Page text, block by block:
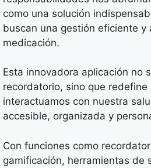
como una solución
buscan una gestión eficiente y
medicación.
Esta innovadora aplicación no
recordatorio, sino que redefine
interactuamos con nuestra
accesible, organizada y
Con funciones como
gamificación, herramientas de